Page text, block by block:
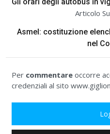
Articolo
Asmel: costituzione
nel
Per commentare occorre
credenziali al sito